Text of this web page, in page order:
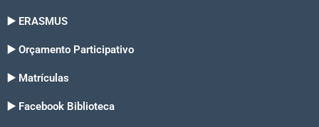
▶️ ERASMUS
▶️ Orçamento Participativo
▶️ Matrículas
▶️ Facebook Biblioteca